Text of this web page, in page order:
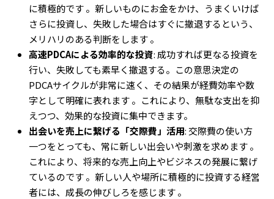
に積極的です 。新しいものにお金をかけ、うまくいけば
さらに投資し、失敗した場合はすぐに撤退するという、
メリハリのある判断をします 。
高速PDCAによる効率的な投資: 成功すれば更なる投資を
行い、失敗しても素早く撤退する。この意思決定の
PDCAサイクルが非常に速く、その結果が経費効率や数
字として明確に表れます 。これにより、無駄な支出を抑
えつつ、効果的な投資に集中できます。
出会いを売上に繋げる「交際費」活用: 交際費の使い方
一つをとっても、常に新しい出会いや刺激を求めます 。
これにより、将来的な売上向上やビジネスの発展に繋げ
ているのです 。新しい人や場所に積極的に投資する経営
者には、成長の伸びしろを感じます 。